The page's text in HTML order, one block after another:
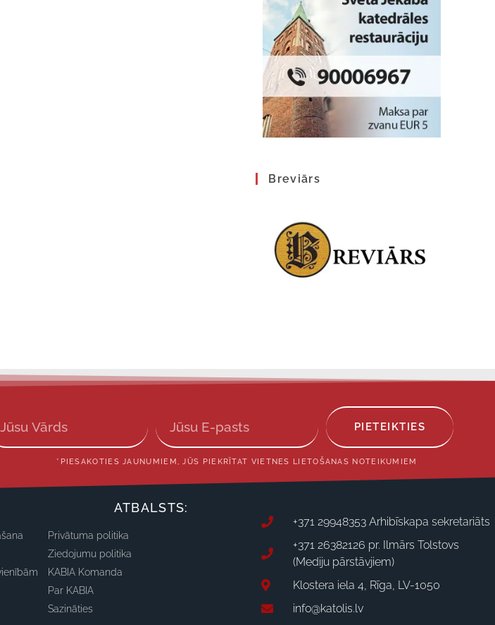
Breviārs
PIETEIKTIES
*PIESAKOTIES JAUNUMIEM, JŪS PIEKRĪTAT VIETNES LIETOŠANAS NOTEIKUMIEM
ATBALSTS:
Privātuma politika
Ziedojumu politika
KABIA Komanda
Par KABIA
Sazināties
+371 29948353 Arhibīskapa sekretariāts
+371 26382126 pr. Ilmārs Tolstovs
(Mediju pārstāvjiem)
Klostera iela 4, Rīga, LV-1050
info@katolis.lv